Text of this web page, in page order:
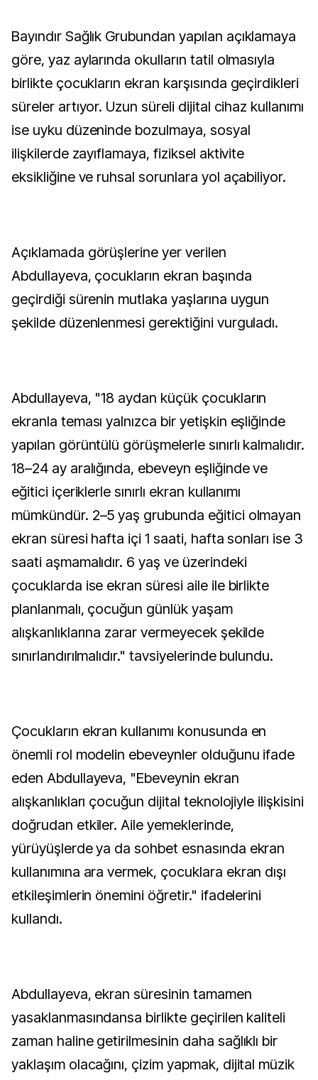
Bayındır Sağlık Grubundan yapılan açıklamaya
göre, yaz aylarında okulların tatil olmasıyla
birlikte çocukların ekran karşısında geçirdikleri
süreler artıyor. Uzun süreli dijital cihaz kullanımı
ise uyku düzeninde bozulmaya, sosyal
ilişkilerde zayıflamaya, fiziksel aktivite
eksikliğine ve ruhsal sorunlara yol açabiliyor.
Açıklamada görüşlerine yer verilen
Abdullayeva, çocukların ekran başında
geçirdiği sürenin mutlaka yaşlarına uygun
şekilde düzenlenmesi gerektiğini vurguladı.
Abdullayeva, "18 aydan küçük çocukların
ekranla teması yalnızca bir yetişkin eşliğinde
yapılan görüntülü görüşmelerle sınırlı kalmalıdır.
18–24 ay aralığında, ebeveyn eşliğinde ve
eğitici içeriklerle sınırlı ekran kullanımı
mümkündür. 2–5 yaş grubunda eğitici olmayan
ekran süresi hafta içi 1 saati, hafta sonları ise 3
saati aşmamalıdır. 6 yaş ve üzerindeki
çocuklarda ise ekran süresi aile ile birlikte
planlanmalı, çocuğun günlük yaşam
alışkanlıklarına zarar vermeyecek şekilde
sınırlandırılmalıdır." tavsiyelerinde bulundu.
Çocukların ekran kullanımı konusunda en
önemli rol modelin ebeveynler olduğunu ifade
eden Abdullayeva, "Ebeveynin ekran
alışkanlıkları çocuğun dijital teknolojiyle ilişkisini
doğrudan etkiler. Aile yemeklerinde,
yürüyüşlerde ya da sohbet esnasında ekran
kullanımına ara vermek, çocuklara ekran dışı
etkileşimlerin önemini öğretir." ifadelerini
kullandı.
Abdullayeva, ekran süresinin tamamen
yasaklanmasındansa birlikte geçirilen kaliteli
zaman haline getirilmesinin daha sağlıklı bir
yaklaşım olacağını, çizim yapmak, dijital müzik